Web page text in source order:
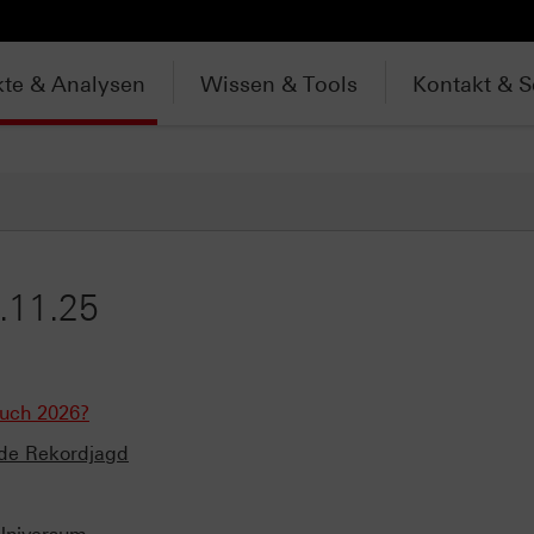
& Analysen Wissen & Tools Kontakt &
2026?
Rekordjagd